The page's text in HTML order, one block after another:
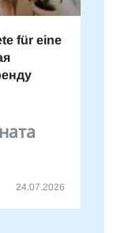
für eine
24.07.2026